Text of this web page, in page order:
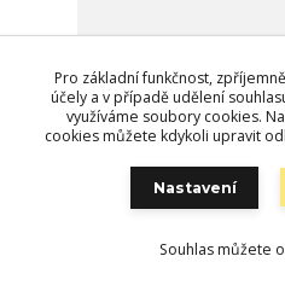
Yakuza pánské tričko
Black
690 Kč/ks
bez DPH
Pro základní funkčnost,
účely a v případě udělení
využíváme soubory cookies.
cookies můžete kdykoli upravit
Nastavení
Souhlas můžete